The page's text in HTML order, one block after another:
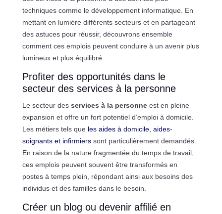
techniques comme le développement informatique. En
mettant en lumière différents secteurs et en partageant
des astuces pour réussir, découvrons ensemble
comment ces emplois peuvent conduire à un avenir plus
lumineux et plus équilibré.
Profiter des opportunités dans le
secteur des services à la personne
Le secteur des services à la personneest en pleine
expansion et offre un fort potentiel d’emploi à domicile.
Les métiers tels que les aides à domicile, aides-
soignants et infirmierssont particulièrement demandés.
En raison de la nature fragmentée du temps de travail,
ces emplois peuvent souvent être transformés en
postes à temps plein, répondant ainsi aux besoins des
individus et des familles dans le besoin.
Créer un blog ou devenir affilié en